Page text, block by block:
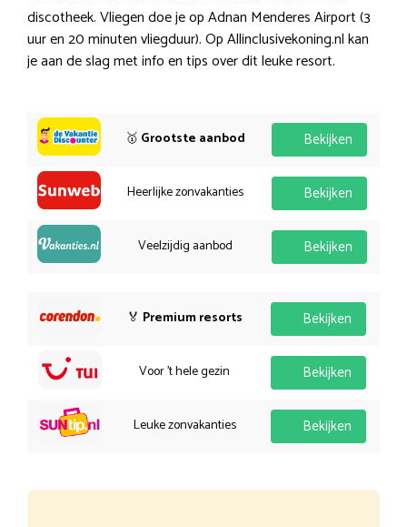
discotheek. Vliegen doe je op Adnan Menderes Airport (3
uur en 20 minuten vliegduur). Op Allinclusivekoning.nl kan
je aan de slag met info en tips over dit leuke resort.
🥇 Grootste aanbod Bekijken
Heerlijke zonvakanties Bekijken
Veelzijdig aanbod Bekijken
🏅 Premium resorts Bekijken
Voor 't hele gezin Bekijken
Leuke zonvakanties Bekijken